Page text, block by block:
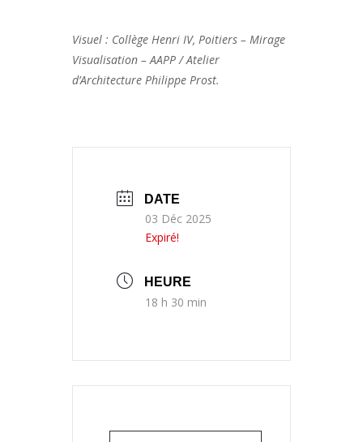
Visuel : Collège Henri IV, Poitiers – Mirage
Visualisation – AAPP / Atelier
d’Architecture Philippe Prost.
DATE
03 Déc 2025
Expiré!
HEURE
18 h 30 min